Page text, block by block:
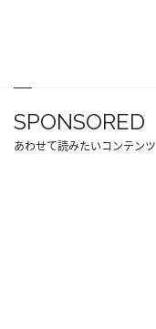
SPONSORED
あわせて読みたいコンテンツ